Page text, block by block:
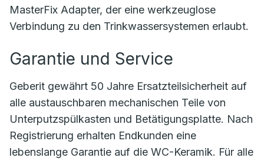
MasterFix Adapter, der eine werkzeuglose
Verbindung zu den Trinkwassersystemen erlaubt.
Garantie und Service
Geberit gewährt 50 Jahre Ersatzteilsicherheit auf
alle austauschbaren mechanischen Teile von
Unterputzspülkasten und Betätigungsplatte. Nach
Registrierung erhalten Endkunden eine
lebenslange Garantie auf die WC-Keramik. Für alle